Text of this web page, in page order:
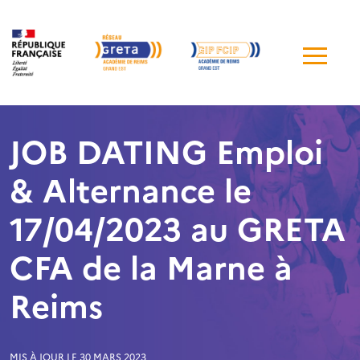
de
JOB DATING Emploi
& Alternance le
17/04/2023 au GRETA
CFA de la Marne à
Reims
MIS À JOUR LE 30 MARS 2023